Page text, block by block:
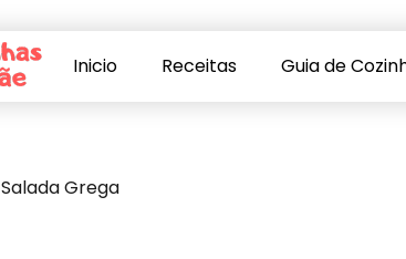
Inicio Receitas Guia de
Salada Grega